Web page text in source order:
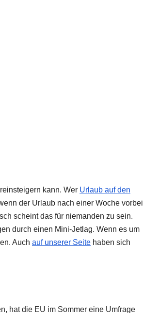
kann. Wer Urlaub auf den
der Urlaub nach einer Woche vorbei
scheint das für niemanden zu sein.
durch einen Mini-Jetlag. Wenn es um
Auch auf unserer Seite haben sich
hat die EU im Sommer eine Umfrage